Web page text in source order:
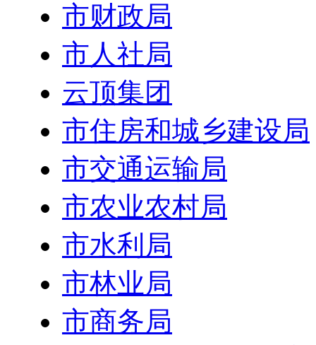
市财政局
市人社局
云顶集团
市住房和城乡建设局
市交通运输局
市农业农村局
市水利局
市林业局
市商务局